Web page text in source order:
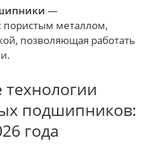
—
пористым металлом,
позволяющая работать
подшипников:
года